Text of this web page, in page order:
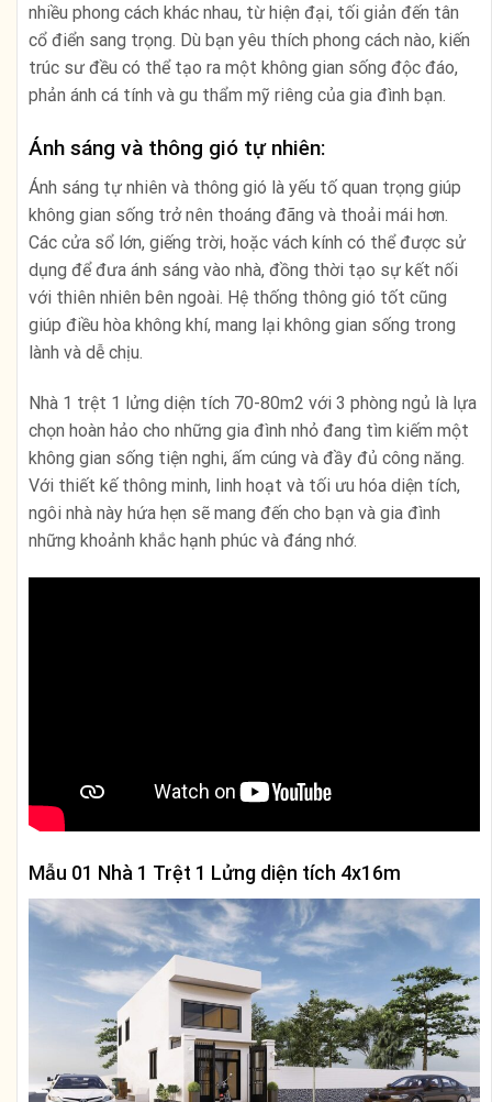
nhiều phong cách khác nhau, từ hiện đại, tối giản đến tân
cổ điển sang trọng. Dù bạn yêu thích phong cách nào, kiến
trúc sư đều có thể tạo ra một không gian sống độc đáo,
phản ánh cá tính và gu thẩm mỹ riêng của gia đình bạn.
Ánh sáng và thông gió tự nhiên:
Ánh sáng tự nhiên và thông gió là yếu tố quan trọng giúp
không gian sống trở nên thoáng đãng và thoải mái hơn.
Các cửa sổ lớn, giếng trời, hoặc vách kính có thể được sử
dụng để đưa ánh sáng vào nhà, đồng thời tạo sự kết nối
với thiên nhiên bên ngoài. Hệ thống thông gió tốt cũng
giúp điều hòa không khí, mang lại không gian sống trong
lành và dễ chịu.
Nhà 1 trệt 1 lửng diện tích 70-80m2 với 3 phòng ngủ là lựa
chọn hoàn hảo cho những gia đình nhỏ đang tìm kiếm một
không gian sống tiện nghi, ấm cúng và đầy đủ công năng.
Với thiết kế thông minh, linh hoạt và tối ưu hóa diện tích,
ngôi nhà này hứa hẹn sẽ mang đến cho bạn và gia đình
những khoảnh khắc hạnh phúc và đáng nhớ.
Mẫu 01 Nhà 1 Trệt 1 Lửng diện tích 4x16m